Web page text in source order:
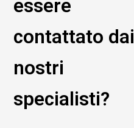
essere
contattato dai
nostri
specialisti?